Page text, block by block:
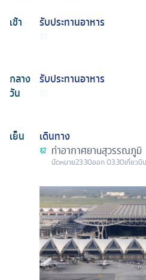
เช้า
รับประทานอาหาร
กลาง
วัน
รับประทานอาหาร
เย็น
เดินทาง
ท่าอากาศยานสุวรรณภูมิ
นัดหมาย23.30ออก03.30เที่ยวบิน